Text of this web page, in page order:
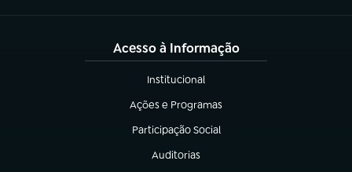
Acesso à Informação
Institucional
(abre em nova aba)
Ações e Programas
(abre em nova aba)
Participação Social
(abre em nova aba)
Auditorias
(abre em nova aba)